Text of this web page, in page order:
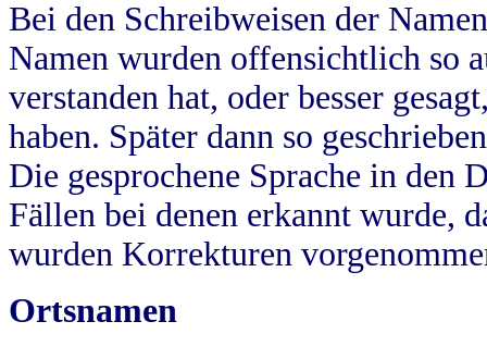
Bei den Schreibweisen der
Namen wurden offensichtlich so
verstanden hat, oder besser
haben. Später dann so
Die gesprochene Sprache in
Fällen bei denen erkannt wurde,
wurden Korrekturen
Ortsnamen